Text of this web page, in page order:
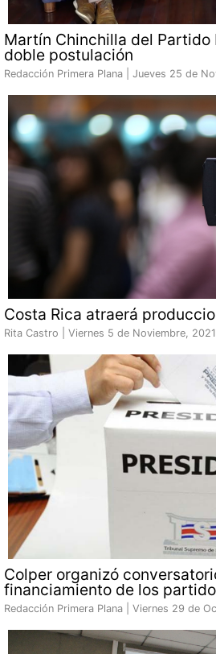
Martín Chinchilla del Partido
doble postulación
Redacción Primera Plana | Jueves 25 de
Costa Rica atraerá
Rita Castro | Viernes 5 de Noviembre, 2021
Colper organizó
financiamiento de los
Redacción Primera Plana | Viernes 29 de